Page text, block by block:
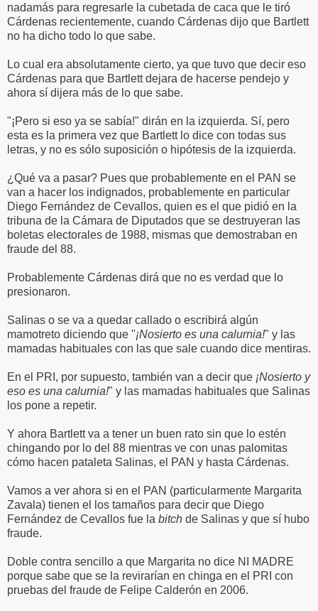
nadamás para regresarle la cubetada de caca que le tiró
Cárdenas recientemente, cuando Cárdenas dijo que Bartlett
no ha dicho todo lo que sabe.
Lo cual era absolutamente cierto, ya que tuvo que decir eso
Cárdenas para que Bartlett dejara de hacerse pendejo y
ahora sí dijera más de lo que sabe.
"¡Pero si eso ya se sabía!" dirán en la izquierda. Sí, pero
esta es la primera vez que Bartlett lo dice con todas sus
letras, y no es sólo suposición o hipótesis de la izquierda.
¿Qué va a pasar? Pues que probablemente en el PAN se
van a hacer los indignados, probablemente en particular
Diego Fernández de Cevallos, quien es el que pidió en la
tribuna de la Cámara de Diputados que se destruyeran las
boletas electorales de 1988, mismas que demostraban en
fraude del 88.
Probablemente Cárdenas dirá que no es verdad que lo
presionaron.
Salinas o se va a quedar callado o escribirá algún
mamotreto diciendo que "¡Nosierto es una calurnia!" y las
mamadas habituales con las que sale cuando dice mentiras.
En el PRI, por supuesto, también van a decir que ¡Nosierto y
eso es una calurnia!" y las mamadas habituales que Salinas
los pone a repetir.
Y ahora Bartlett va a tener un buen rato sin que lo estén
chingando por lo del 88 mientras ve con unas palomitas
cómo hacen pataleta Salinas, el PAN y hasta Cárdenas.
Vamos a ver ahora si en el PAN (particularmente Margarita
Zavala) tienen el los tamaños para decir que Diego
Fernández de Cevallos fue la bitch de Salinas y que sí hubo
fraude.
Doble contra sencillo a que Margarita no dice NI MADRE
porque sabe que se la revirarían en chinga en el PRI con
pruebas del fraude de Felipe Calderón en 2006.